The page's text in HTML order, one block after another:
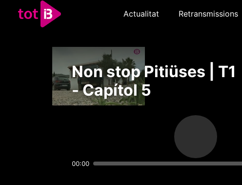
Actualitat Retransmissions
Non stop Pitiüses | T1
- Capítol 5
00:00